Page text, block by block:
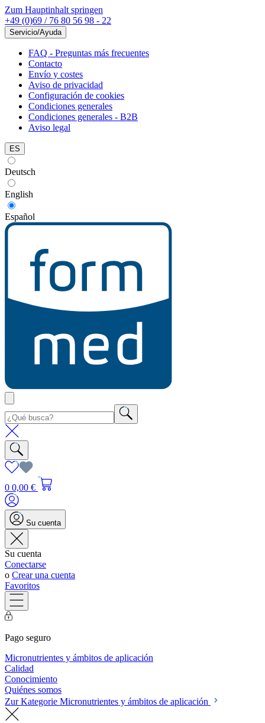
Zum Hauptinhalt springen
+49 (0)69 / 76 80 56 98 - 22
Servicio/Ayuda
FAQ - Preguntas más frecuentes
Contacto
Envío y costes
Aviso de privacidad
Configuración de cookies
Condiciones generales
Condiciones generales - B2B
Aviso legal
ES
Deutsch
English
Español
0 0,00 €
Su cuenta
Su cuenta
Conectarse
o Crear una cuenta
Favoritos
Pago seguro
Micronutrientes y ámbitos de aplicación
Calidad
Conocimiento
Quiénes somos
Zur Kategorie Micronutrientes y ámbitos de aplicación